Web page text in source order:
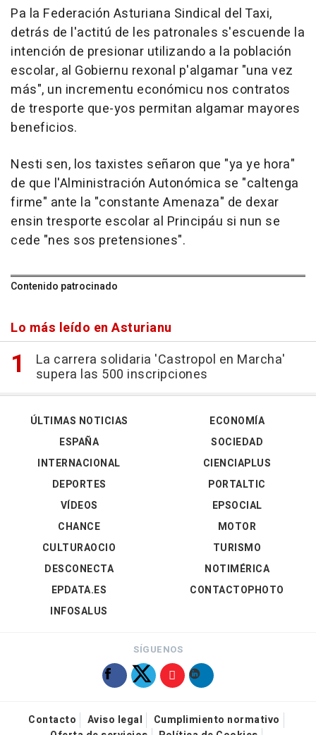
Pa la Federación Asturiana Sindical del Taxi,
detrás de l'actitú de les patronales s'escuende la
intención de presionar utilizando a la población
escolar, al Gobiernu rexonal p'algamar "una vez
más", un incrementu económicu nos contratos
de tresporte que-yos permitan algamar mayores
beneficios.
Nesti sen, los taxistes señaron que "ya ye hora"
de que l'Alministración Autonómica se "caltenga
firme" ante la "constante Amenaza" de dexar
ensin tresporte escolar al Principáu si nun se
cede "nes sos pretensiones".
Contenido patrocinado
Lo más leído en Asturianu
La carrera solidaria 'Castropol en Marcha'
supera las 500 inscripciones
ÚLTIMAS NOTICIAS
ESPAÑA
INTERNACIONAL
DEPORTES
VÍDEOS
ECONOMÍA
SOCIEDAD
CIENCIAPLUS
PORTALTIC
EPSOCIAL
CHANCE
CULTURAOCIO
DESCONECTA
EPDATA.ES
INFOSALUS
MOTOR
TURISMO
NOTIMÉRICA
CONTACTOPHOTO
SÍGUENOS
Contacto Aviso legal
Cumplimiento normativo